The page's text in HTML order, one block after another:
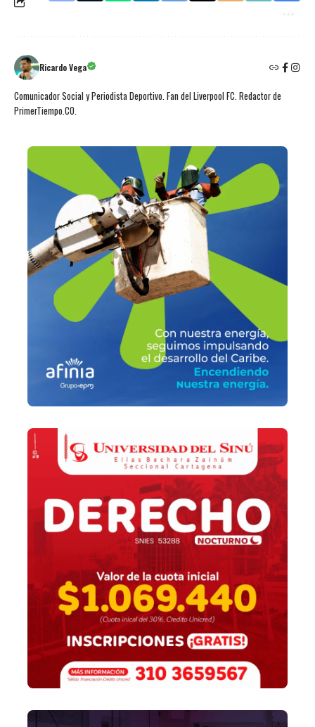
Ricardo Vega
Comunicador Social y Periodista Deportivo. Fan del Liverpool FC. Redactor de
PrimerTiempo.CO.